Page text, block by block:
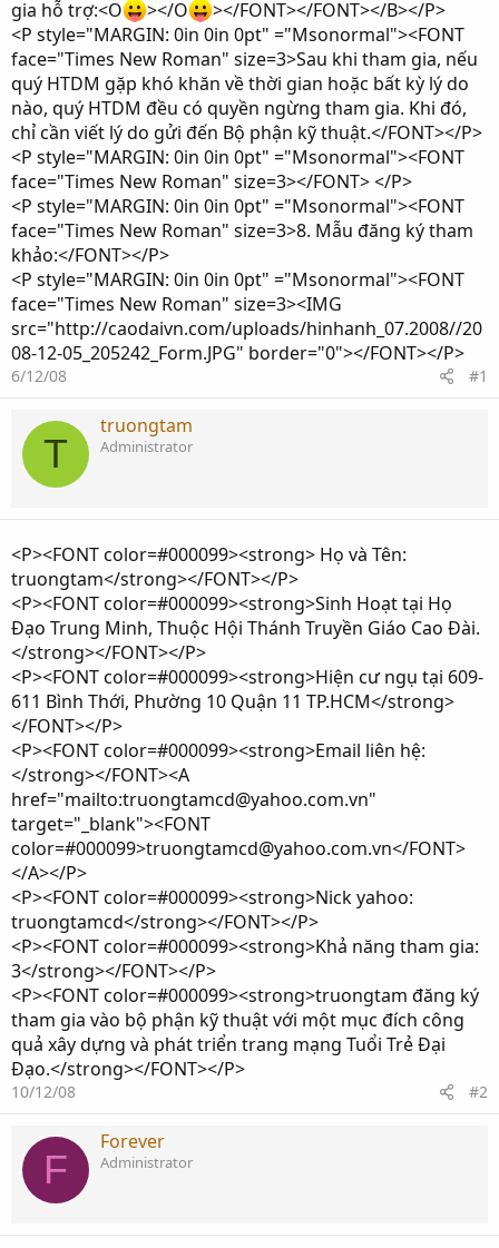
gia hỗ trợ:<O
></O
></FONT></FONT></B></P>
<P style="MARGIN: 0in 0in 0pt" ="Msonormal"><FONT
face="Times New Roman" size=3>Sau khi tham gia, nếu
quý HTDM gặp khó khăn về thời gian hoặc bất kỳ lý do
nào, quý HTDM đều có quyền ngừng tham gia. Khi đó,
chỉ cần viết lý do gửi đến Bộ phận kỹ thuật.</FONT></P>
<P style="MARGIN: 0in 0in 0pt" ="Msonormal"><FONT
face="Times New Roman" size=3></FONT> </P>
<P style="MARGIN: 0in 0in 0pt" ="Msonormal"><FONT
face="Times New Roman" size=3>8. Mẫu đăng ký tham
khảo:</FONT></P>
<P style="MARGIN: 0in 0in 0pt" ="Msonormal"><FONT
face="Times New Roman" size=3><IMG
src="http://caodaivn.com/uploads/hinhanh_07.2008//20
08-12-05_205242_Form.JPG" border="0"></FONT></P>
6/12/08 #1
T
truongtam
Administrator
<P><FONT color=#000099><strong> Họ và Tên:
truongtam</strong></FONT></P>
<P><FONT color=#000099><strong>Sinh Hoạt tại Họ
Đạo Trung Minh, Thuộc Hội Thánh Truyền Giáo Cao Đài.
</strong></FONT></P>
<P><FONT color=#000099><strong>Hiện cư ngụ tại 609-
611 Bình Thới, Phường 10 Quận 11 TP.HCM</strong>
</FONT></P>
<P><FONT color=#000099><strong>Email liên hệ:
</strong></FONT><A
href="mailto:truongtamcd@yahoo.com.vn"
target="_blank"><FONT
color=#000099>truongtamcd@yahoo.com.vn</FONT>
</A></P>
<P><FONT color=#000099><strong>Nick yahoo:
truongtamcd</strong></FONT></P>
<P><FONT color=#000099><strong>Khả năng tham gia:
3</strong></FONT></P>
<P><FONT color=#000099><strong>truongtam đăng ký
tham gia vào bộ phận kỹ thuật với một mục đích công
quả xây dựng và phát triển trang mạng Tuổi Trẻ Đại
Đạo.</strong></FONT></P>
10/12/08 #2
F
Forever
Administrator